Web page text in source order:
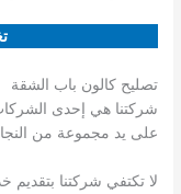
تصليح كالون باب الشقة
شركتنا هي إحدى
على يد مجموعة من
لا تكتفي شركتنا بتقديم